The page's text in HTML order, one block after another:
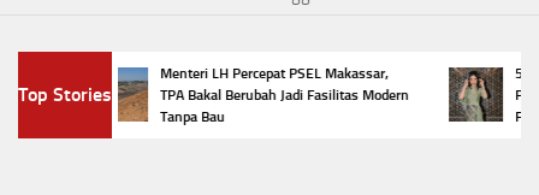
Top Stories
Menteri LH Percepat PSEL Makassar,
TPA Bakal Berubah Jadi Fasilitas Modern
Tanpa Bau
5 Tren
Favorit